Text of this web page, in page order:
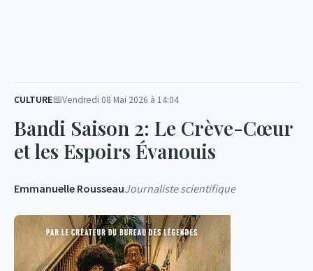
CULTURE Vendredi 08 Mai 2026 à 14:04
Bandi Saison 2: Le Crève-Cœur
et les Espoirs Évanouis
Emmanuelle RousseauJournaliste scientifique